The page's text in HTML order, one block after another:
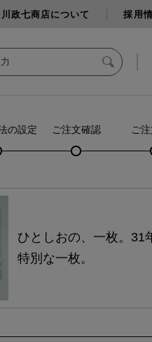
政七商店について 採用
の設定 ご注文確認 ご
ひとしおの、一枚。31
特別な一枚。